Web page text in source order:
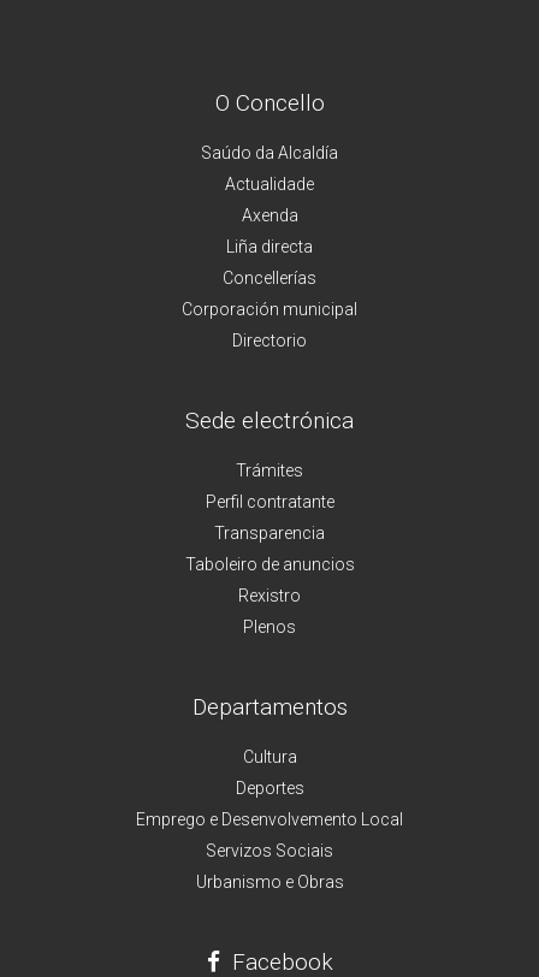
O Concello
Saúdo da Alcaldía
Actualidade
Axenda
Liña directa
Concellerías
Corporación municipal
Directorio
Sede electrónica
Trámites
Perfil contratante
Transparencia
Taboleiro de anuncios
Rexistro
Plenos
Departamentos
Cultura
Deportes
Emprego e Desenvolvemento Local
Servizos Sociais
Urbanismo e Obras
Facebook